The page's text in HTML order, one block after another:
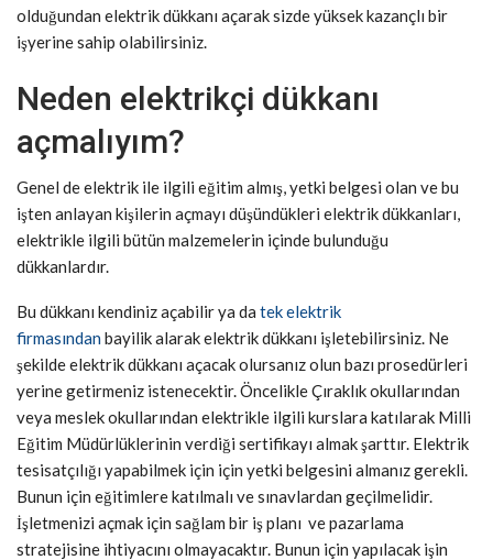
olduğundan elektrik dükkanı açarak sizde yüksek kazançlı bir
işyerine sahip olabilirsiniz.
Neden elektrikçi dükkanı
açmalıyım?
Genel de elektrik ile ilgili eğitim almış, yetki belgesi olan ve bu
işten anlayan kişilerin açmayı düşündükleri elektrik dükkanları,
elektrikle ilgili bütün malzemelerin içinde bulunduğu
dükkanlardır.
Bu dükkanı kendiniz açabilir ya da tek elektrik
firmasındanbayilik alarak elektrik dükkanı işletebilirsiniz. Ne
şekilde elektrik dükkanı açacak olursanız olun bazı prosedürleri
yerine getirmeniz istenecektir. Öncelikle Çıraklık okullarından
veya meslek okullarından elektrikle ilgili kurslara katılarak Milli
Eğitim Müdürlüklerinin verdiği sertifikayı almak şarttır. Elektrik
tesisatçılığı yapabilmek için için yetki belgesini almanız gerekli.
Bunun için eğitimlere katılmalı ve sınavlardan geçilmelidir.
İşletmenizi açmak için sağlam bir iş planı ve pazarlama
stratejisine ihtiyacını olmayacaktır. Bunun için yapılacak işin